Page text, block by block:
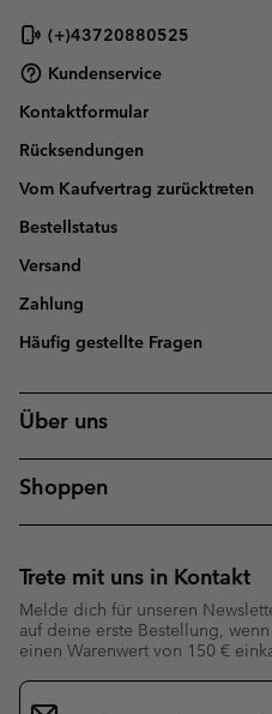
(+)43720880525
Kundenservice
Kontaktformular
Rücksendungen
Vom Kaufvertrag zurücktreten
Bestellstatus
Versand
Zahlung
Häufig gestellte Fragen
Über uns
Shoppen
Trete mit uns in Kontakt
Melde dich für unseren
auf deine erste Bestellung,
einen Warenwert von 150 €
Newsletter-